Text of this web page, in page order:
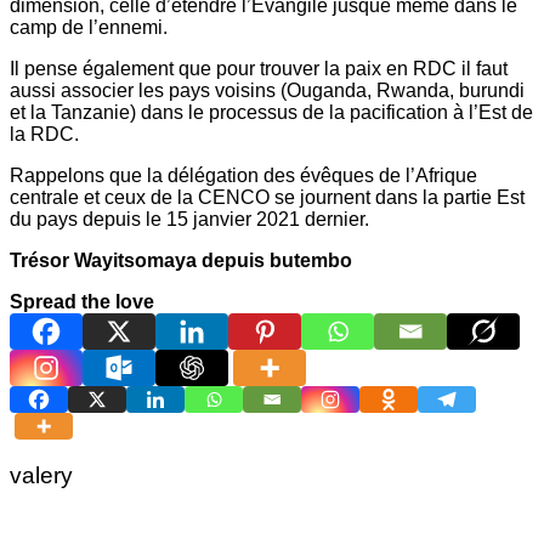
dimension, celle d’étendre l’Évangile jusque même dans le
camp de l’ennemi.
Il pense également que pour trouver la paix en RDC il faut
aussi associer les pays voisins (Ouganda, Rwanda, burundi
et la Tanzanie) dans le processus de la pacification à l’Est de
la RDC.
Rappelons que la délégation des évêques de l’Afrique
centrale et ceux de la CENCO se journent dans la partie Est
du pays depuis le 15 janvier 2021 dernier.
Trésor Wayitsomaya depuis butembo
Spread the love
valery